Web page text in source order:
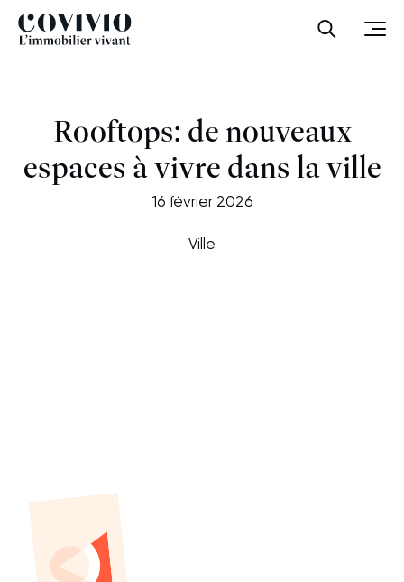
Covivio Ouvrir la
Rooftops: de nouveaux
espaces à vivre dans la ville
16 février 2026
Ville